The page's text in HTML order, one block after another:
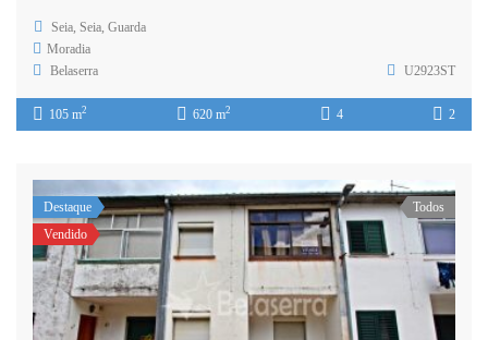
Seia, Seia, Guarda
Moradia
Belaserra
U2923ST
105 m2 620 m2 4 2
Destaque
Vendido
Todos